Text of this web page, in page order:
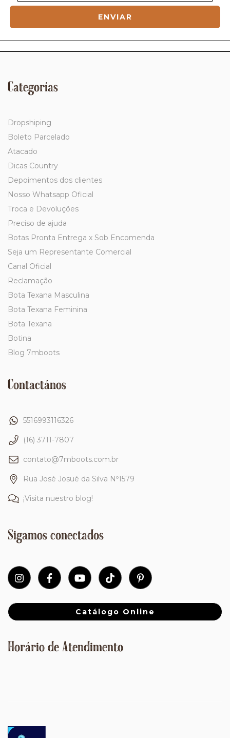
Categorías
Dropshiping
Boleto Parcelado
Atacado
Dicas Country
Depoimentos dos clientes
Nosso Whatsapp Oficial
Troca e Devoluções
Preciso de ajuda
Botas Pronta Entrega x Sob Encomenda
Seja um Representante Comercial
Canal Oficial
Reclamação
Bota Texana Masculina
Bota Texana Feminina
Bota Texana
Botina
Blog 7mboots
Contactános
5516993116326
(16) 3711-7807
contato@7mboots.com.br
Rua José Josué da Silva Nº1579
¡Visita nuestro blog!
Sigamos conectados
Catálogo Online
Horário de Atendimento